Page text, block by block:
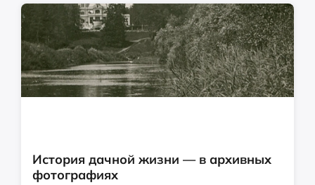
История дачной жизни — в архивных
фотографиях